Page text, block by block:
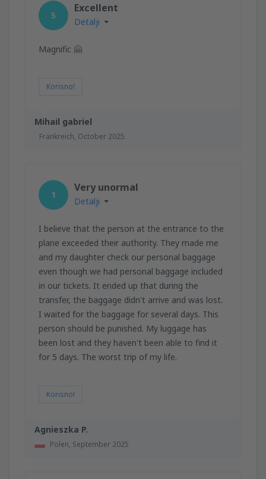
Mihail gabriel
Frankreich, October 2025
5
Excellent
Detalji
Magnific 🤗
Korisno!
Agnieszka P.
Polen, September 2025
1
Very unormal
Detalji
I believe that the person at the entrance to the
plane exceeded their authority. They made me
and my daughter check our personal baggage
even though we had personal baggage included
in our tickets. It ended up that during the
transfer, the baggage didn't arrive and was lost.
I waited for the baggage for several days. This
person should be punished. My luggage has
been lost and they haven't been able to find it
for 5 days. The worst trip of my life.
Korisno!